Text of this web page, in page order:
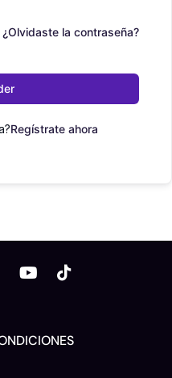
¿Olvidaste la contraseña?
Regístrate ahora